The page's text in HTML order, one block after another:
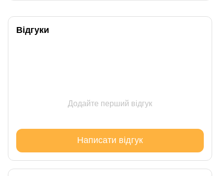
Відгуки
Додайте перший відгук
Написати відгук